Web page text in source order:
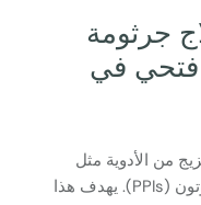
جرثومة
فتحي في
من الأدوية مثل
المضادات الحيوية ومثبطات مضخة البروتون (PPIs). يهدف هذا